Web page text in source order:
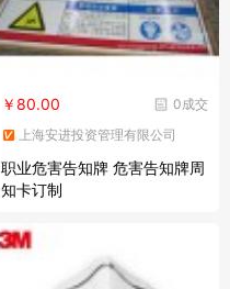
0成交
￥80.00
上海安进投资管理有限公司
职业危害告知牌 危害告知牌周
知卡订制